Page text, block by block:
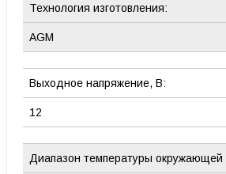
Технология изготовления:
AGM
Выходное напряжение, В:
12
Диапазон температуры